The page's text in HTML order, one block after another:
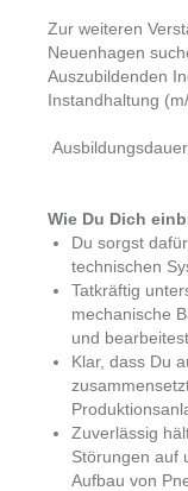
Zur weiteren
Neuenhagen
Auszubildenden
Instandhaltung
Wie Du Dich
Du sorgst
technischen
Tatkräftig
mechanische
und
Klar, dass Du
Zuverlässig
Störungen auf
Aufbau von